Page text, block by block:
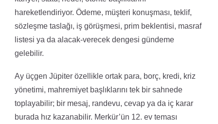
hareketlendiriyor. Ödeme, müşteri konuşması, teklif,
sözleşme taslağı, iş görüşmesi, prim beklentisi, masraf
listesi ya da alacak-verecek dengesi gündeme
gelebilir.
Ay üçgen Jüpiter özellikle ortak para, borç, kredi, kriz
yönetimi, mahremiyet başlıklarını tek bir sahnede
toplayabilir; bir mesaj, randevu, cevap ya da iç karar
burada hız kazanabilir. Merkür’ün 12. ev teması